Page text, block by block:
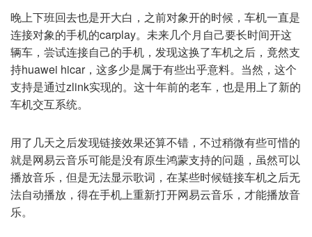
晚上下班回去也是开大白，之前对象开的时候，车机一直是
连接对象的手机的carplay。未来几个月自己要长时间开这
辆车，尝试连接自己的手机，发现这换了车机之后，竟然支
持huawei hicar，这多少是属于有些出乎意料。当然，这个
支持是通过zlink实现的。这十年前的老车，也是用上了新的
车机交互系统。
用了几天之后发现链接效果还算不错，不过稍微有些可惜的
就是网易云音乐可能是没有原生鸿蒙支持的问题，虽然可以
播放音乐，但是无法显示歌词，在某些时候链接车机之后无
法自动播放，得在手机上重新打开网易云音乐，才能播放音
乐。